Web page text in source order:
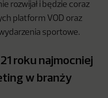
rozwijał i będzie coraz
platform VOD oraz
sportowe.
roku najmocniej
w branży